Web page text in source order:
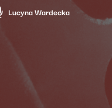
Lucyna Wardecka